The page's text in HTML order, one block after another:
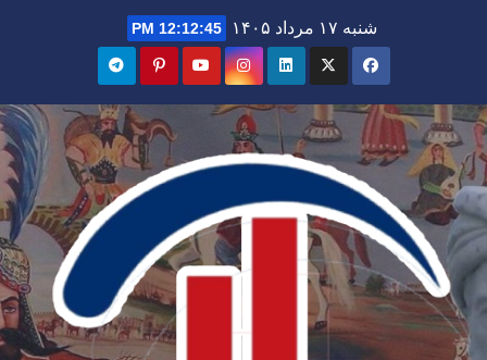
شنبه ۱۷ مرداد ۱۴۰۵ 12:12:46 PM